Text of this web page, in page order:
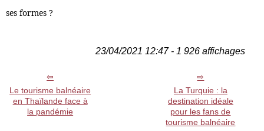
ses formes ?
23/04/2021 12:47 - 1 926 affichages
Le tourisme balnéaire
en Thaïlande face à
la pandémie
La Turquie : la
destination idéale
pour les fans de
tourisme balnéaire